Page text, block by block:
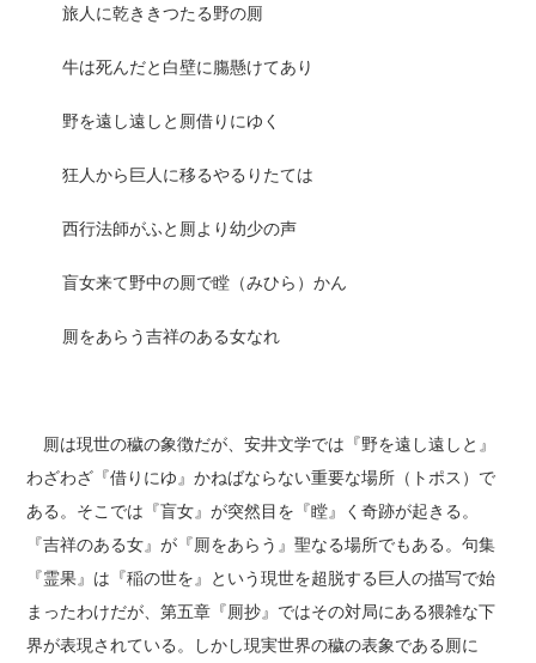
旅人に乾ききつたる野の厠
牛は死んだと白壁に膓懸けてあり
野を遠し遠しと厠借りにゆく
狂人から巨人に移るやるりたては
西行法師がふと厠より幼少の声
盲女来て野中の厠で瞠（みひら）かん
厠をあらう吉祥のある女なれ
厠は現世の穢の象徴だが、安井文学では『野を遠し遠しと』
わざわざ『借りにゆ』かねばならない重要な場所（トポス）で
ある。そこでは『盲女』が突然目を『瞠』く奇跡が起きる。
『吉祥のある女』が『厠をあらう』聖なる場所でもある。句集
『霊果』は『稲の世を』という現世を超脱する巨人の描写で始
まったわけだが、第五章『厠抄』ではその対局にある猥雑な下
界が表現されている。しかし現実世界の穢の表象である厠に